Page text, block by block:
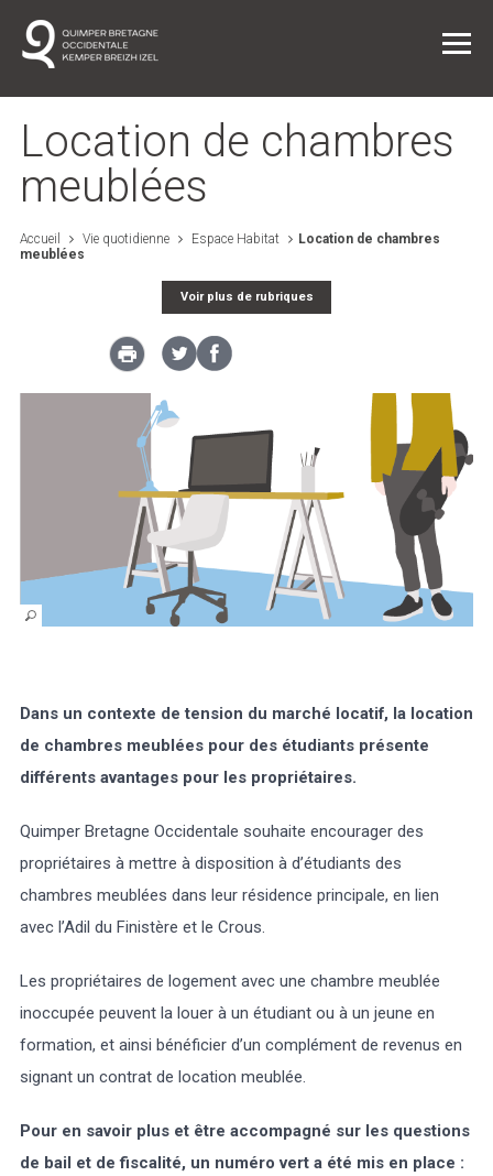
Vie quotidienne
Entreprendre dans l'agglo
L'agglo / L'institution
Météo/UV Webcam Select Language
BREZHONEG
Location de chambres
meublées
Accueil Vie quotidienne Espace Habitat
Location de chambres
meublées
Voir plus de rubriques
Dans un contexte de tension du marché locatif, la location
de chambres meublées pour des étudiants présente
différents avantages pour les propriétaires.
Quimper Bretagne Occidentale souhaite encourager des
propriétaires à mettre à disposition à d’étudiants des
chambres meublées dans leur résidence principale, en lien
avec l’Adil du Finistère et le Crous.
Les propriétaires de logement avec une chambre meublée
inoccupée peuvent la louer à un étudiant ou à un jeune en
formation, et ainsi bénéficier d’un complément de revenus en
signant un contrat de location meublée.
Pour en savoir plus et être accompagné sur les questions
de bail et de fiscalité, un numéro vert a été mis en place :